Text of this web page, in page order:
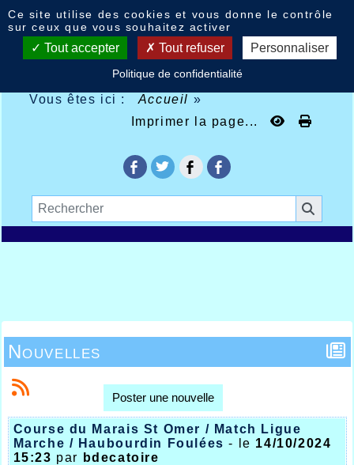
Vous êtes ici : Accueil »
Imprimer la page...
Nouvelles
Poster une nouvelle
Course du Marais St Omer / Match Ligue
Marche / Haubourdin Foulées- le 14/10/2024
15:23 par bdecatoire
Ce site utilise des cookies et vous donne le contrôle
sur ceux que vous souhaitez activer
Tout accepter Tout refuser Personnaliser
Politique de confidentialité